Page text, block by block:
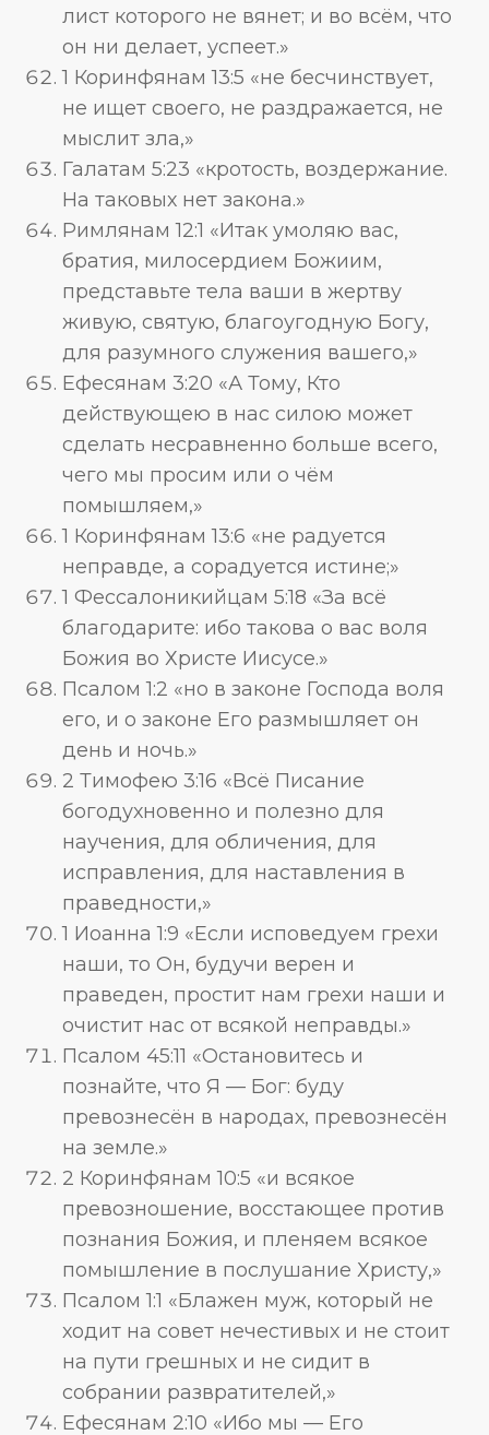
лист которого не вянет; и во всём, что
он ни делает, успеет.»
1 Коринфянам 13:5 «не бесчинствует,
не ищет своего, не раздражается, не
мыслит зла,»
Галатам 5:23 «кротость, воздержание.
На таковых нет закона.»
Римлянам 12:1 «Итак умоляю вас,
братия, милосердием Божиим,
представьте тела ваши в жертву
живую, святую, благоугодную Богу,
для разумного служения вашего,»
Ефесянам 3:20 «А Тому, Кто
действующею в нас силою может
сделать несравненно больше всего,
чего мы просим или о чём
помышляем,»
1 Коринфянам 13:6 «не радуется
неправде, а сорадуется истине;»
1 Фессалоникийцам 5:18 «За всё
благодарите: ибо такова о вас воля
Божия во Христе Иисусе.»
Псалом 1:2 «но в законе Господа воля
его, и о законе Его размышляет он
день и ночь.»
2 Тимофею 3:16 «Всё Писание
богодухновенно и полезно для
научения, для обличения, для
исправления, для наставления в
праведности,»
1 Иоанна 1:9 «Если исповедуем грехи
наши, то Он, будучи верен и
праведен, простит нам грехи наши и
очистит нас от всякой неправды.»
Псалом 45:11 «Остановитесь и
познайте, что Я — Бог: буду
превознесён в народах, превознесён
на земле.»
2 Коринфянам 10:5 «и всякое
превозношение, восстающее против
познания Божия, и пленяем всякое
помышление в послушание Христу,»
Псалом 1:1 «Блажен муж, который не
ходит на совет нечестивых и не стоит
на пути грешных и не сидит в
собрании развратителей,»
Ефесянам 2:10 «Ибо мы — Его